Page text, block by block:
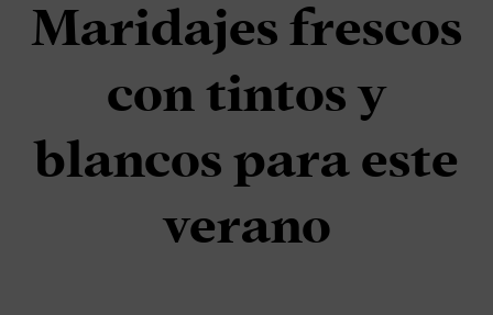
Maridajes frescos
con tintos y
blancos para este
verano